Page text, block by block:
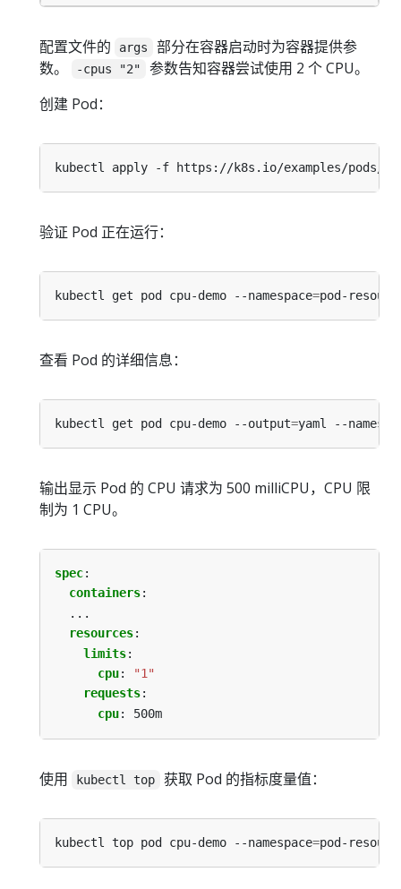
配置文件的 args
部分在容器启动时为容器提供参
数。
-cpus "2"
参数告知容器尝试使用 2 个 CPU。
创建 Pod：
kubectl apply -f https://k8s.io/examples/pods/
验证 Pod 正在运行：
kubectl get pod cpu-demo --namespace=
查看 Pod 的详细信息：
kubectl get pod cpu-demo --output=yaml --
输出显示 Pod 的 CPU 请求为 500 milliCPU，CPU 限
制为 1 CPU。
spec:
containers:
...
resources:
limits:
cpu:
"1"
requests:
cpu: 500m
使用 kubectl top 获取 Pod 的指标度量值：
kubectl top pod cpu-demo --namespace=